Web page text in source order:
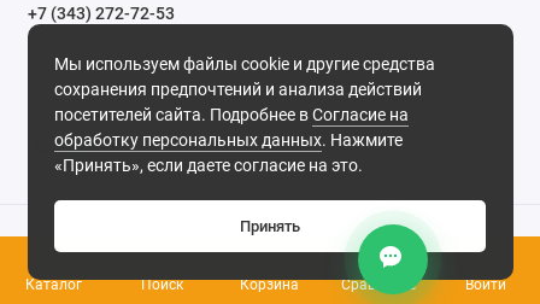
Каталог Поиск Корзина
0
Сравнение
Войти
Мы используем файлы cookie и другие средства
сохранения предпочтений и анализа действий
посетителей сайта. Подробнее вСогласие на
обработку персональных данных. Нажмите
«Принять», если даете согласие на это.
Принять
+7 (343) 272-72-53
Обратный звонок
620030, г. Екатеринбург, ул. Карьерная, д. 14, оф. 14.
Мы в сети